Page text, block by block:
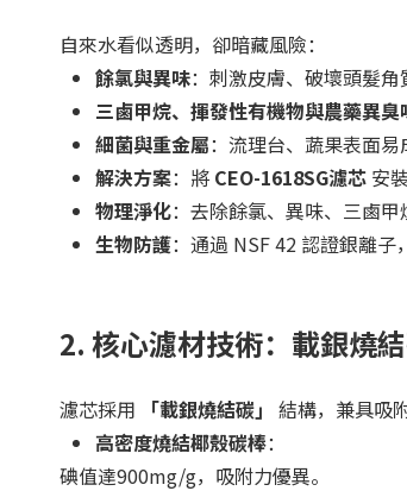
自來水看似透明，卻暗藏風險：
餘氯與異味：刺激皮膚、破壞頭髮角
三鹵甲烷、揮發性有機物與農藥異臭
細菌與重金屬：流理台、蔬果表面易
解決方案：將 CEO-1618SG濾芯 安
物理淨化：去除餘氯、異味、三鹵甲
生物防護：通過 NSF 42 認證銀離子
2. 核心濾材技術：載銀燒
濾芯採用 「載銀燒結碳」 結構，兼具吸
高密度燒結椰殼碳棒：
碘值達900mg/g，吸附力優異。